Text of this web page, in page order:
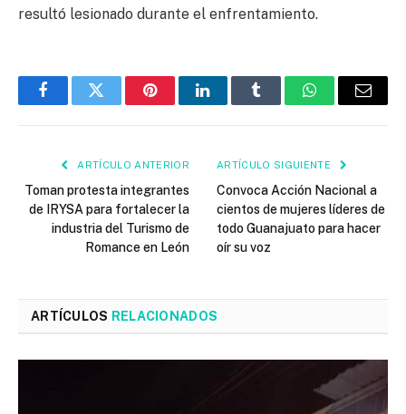
resultó lesionado durante el enfrentamiento.
FacebookTwitter PinterestLinkedInTumblr WhatsAppEmail
ARTÍCULO ANTERIOR
Toman protesta integrantes
de IRYSA para fortalecer la
industria del Turismo de
Romance en León
ARTÍCULO SIGUIENTE
Convoca Acción Nacional a
cientos de mujeres líderes de
todo Guanajuato para hacer
oír su voz
ARTÍCULOS RELACIONADOS